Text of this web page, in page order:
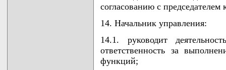
согласованию с председателем
14. Начальник управления:
14.1. руководит
ответственность за
функций;